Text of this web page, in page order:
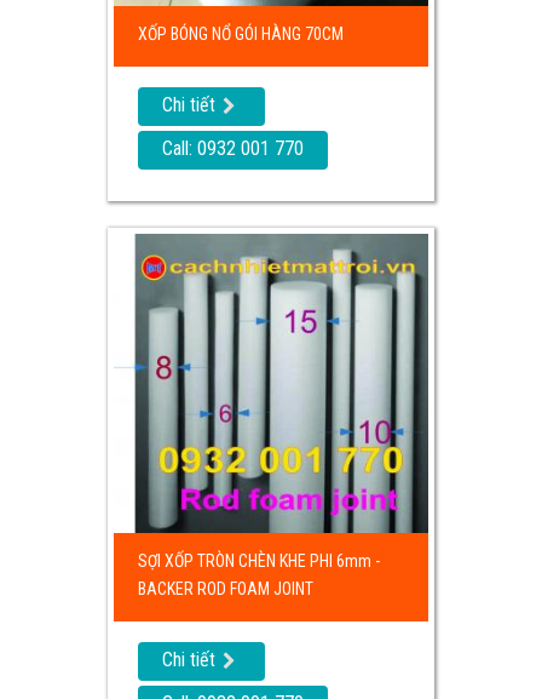
XỐP BÓNG NỔ GÓI HÀNG 70CM
Chi tiết
Call: 0932 001 770
SỢI XỐP TRÒN CHÈN KHE PHI 6mm -
BACKER ROD FOAM JOINT
Chi tiết